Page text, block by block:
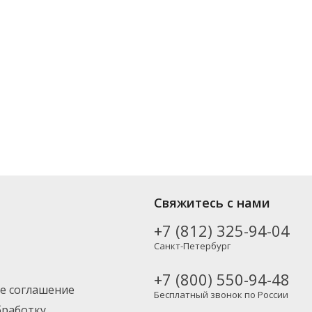
производителей, включая новинки. Вы можете выбрать нужный
и другие регионы России – партнерской транспортной
соглашение
Свяжитесь с нами
+7 (812) 325-94-04
Санкт-Петербург
+7 (800) 550-94-48
Бесплатный звонок по России